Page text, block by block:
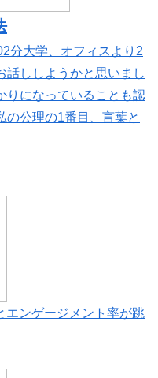
分大学、オフィスより2
話ししようかと思いまし
りになっていることも認
の公理の1番目、言葉と
エンゲージメント率が跳